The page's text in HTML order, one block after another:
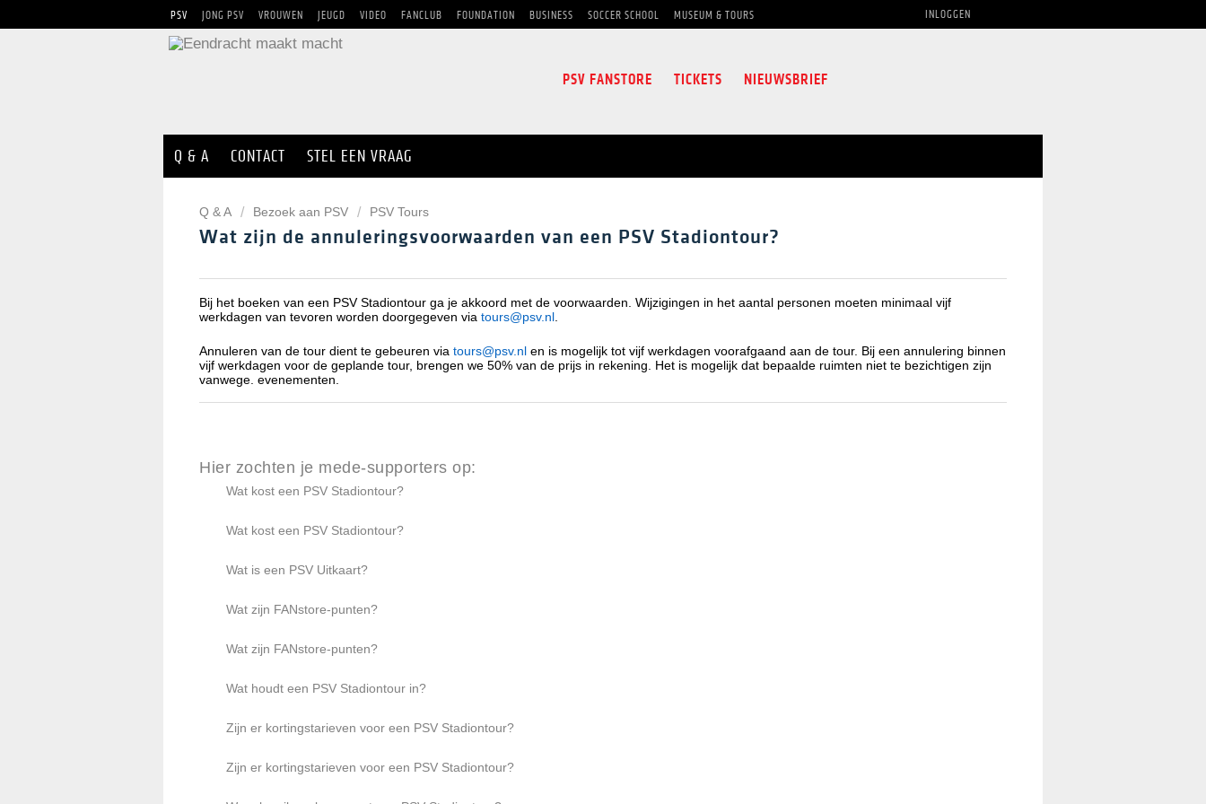
PSV JONG PSV VROUWEN JEUGD VIDEO FANCLUB FOUNDATION BUSINESS SOCCER SCHOOL MUSEUM & TOURS INLOGGEN
PSV FANSTORE TICKETS NIEUWSBRIEF
Q & A CONTACT STEL EEN VRAAG
Q & A Bezoek aan PSV PSV Tours
Wat zijn de annuleringsvoorwaarden van een PSV Stadiontour?
Bij het boeken van een PSV Stadiontour ga je akkoord met de voorwaarden. Wijzigingen in het aantal personen moeten minimaal vijf
werkdagen van tevoren worden doorgegeven via tours@psv.nl
Annuleren van de tour dient te gebeuren via tours@psv.nl en is mogelijk tot vijf werkdagen voorafgaand aan de tour. Bij een annulering binnen
vijf werkdagen voor de geplande tour, brengen we 50% van de prijs in rekening. Het is mogelijk dat bepaalde ruimten niet te bezichtigen zijn
vanwege. evenementen.
Hier zochten je mede-supporters op:
Wat kost een PSV Stadiontour?
Wat kost een PSV Stadiontour?
Wat is een PSV Uitkaart?
Wat zijn FANstore-punten?
Wat zijn FANstore-punten?
Wat houdt een PSV Stadiontour in?
Zijn er kortingstarieven voor een PSV Stadiontour?
Zijn er kortingstarieven voor een PSV Stadiontour?